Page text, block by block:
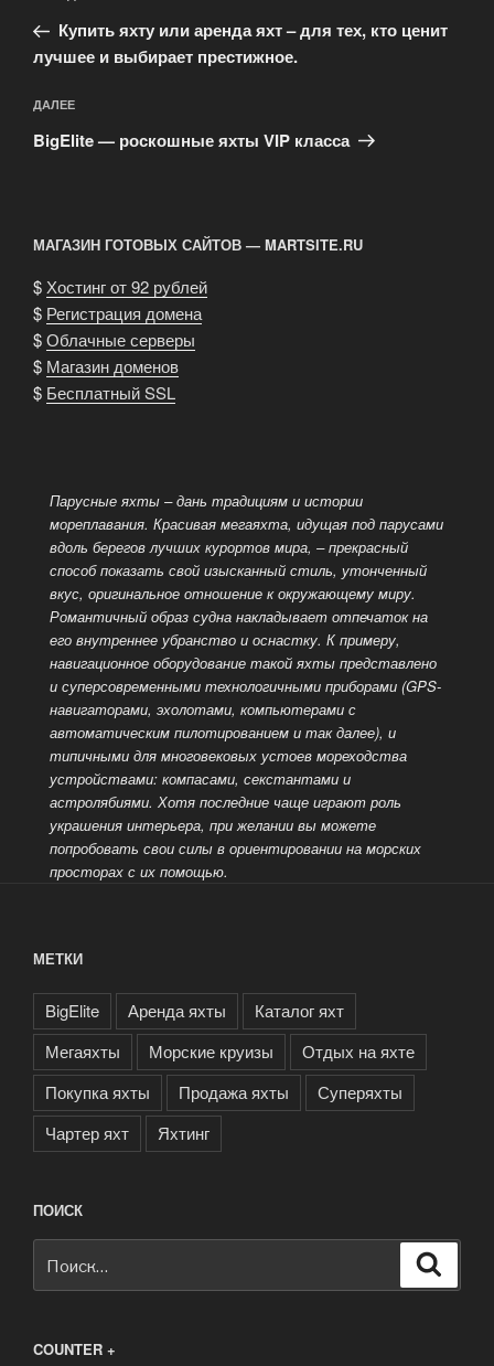
записям
запись:
Купить яхту или аренда яхт – для тех, кто ценит
лучшее и выбирает престижное.
Следующая
запись
ДАЛЕЕ
BigElite — роскошные яхты VIP класса
МАГАЗИН ГОТОВЫХ САЙТОВ — MARTSITE.RU
$Хостинг от 92 рублей
$ Регистрация домена
$Облачные серверы
$ Магазин доменов
$ Бесплатный SSL
Парусные яхты – дань традициям и истории
мореплавания. Красивая мегаяхта, идущая под парусами
вдоль берегов лучших курортов мира, – прекрасный
способ показать свой изысканный стиль, утонченный
вкус, оригинальное отношение кокружающему миру.
Романтичный образ судна накладывает отпечаток на
его внутреннее убранство и оснастку. К примеру,
навигационное оборудование такой яхты представлено
и суперсовременными технологичными приборами (GPS-
навигаторами, эхолотами, компьютерами с
автоматическим пилотированием и так далее), и
типичными для многовековых устоев мореходства
устройствами: компасами, секстантами и
астролябиями. Хотя последние чаще играют роль
украшения интерьера, при желании вы можете
попробовать свои силы в ориентировании на морских
просторах с их помощью.
МЕТКИ
BigElite Аренда яхты
Каталог яхт
Мегаяхты
Морские круизы
Отдых на яхте
Покупка яхты
Продажа яхты
Суперяхты
Чартер яхт
Яхтинг
ПОИСК
COUNTER +